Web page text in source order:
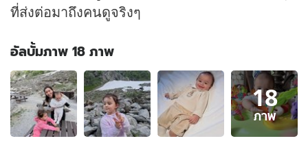
ที่ส่งต่อมาถึงคนดูจริงๆ
อัลบั้มภาพ 18 ภาพ
อัลบั้ม
ภาพ
18
ภาพ
ของ
18
ภาพ